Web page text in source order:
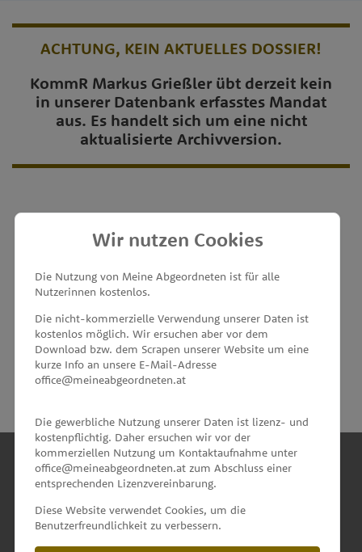
ACHTUNG, KEIN AKTUELLES DOSSIER!
KommR Markus Grießler übt derzeit kein
in unserer Datenbank erfasstes Mandat
aus. Es handelt sich um eine nicht
aktualisierte Archivversion.
MEINE ABGEORDNETEN
unterstützt von
Wir nutzen Cookies
Die Nutzung von Meine Abgeordneten ist für alle
Nutzerinnen kostenlos.
Die nicht-kommerzielle Verwendung unserer Daten ist
kostenlos möglich. Wir ersuchen aber vor dem
Download bzw. dem Scrapen unserer Website um eine
kurze Info an unsere E-Mail-Adresse
office@meineabgeordneten.at
Die gewerbliche Nutzung unserer Daten ist lizenz- und
kostenpflichtig. Daher ersuchen wir vor der
kommerziellen Nutzung um Kontaktaufnahme unter
office@meineabgeordneten.at zum Abschluss einer
entsprechenden Lizenzvereinbarung.
Diese Website verwendet Cookies, um die
Benutzerfreundlichkeit zu verbessern.